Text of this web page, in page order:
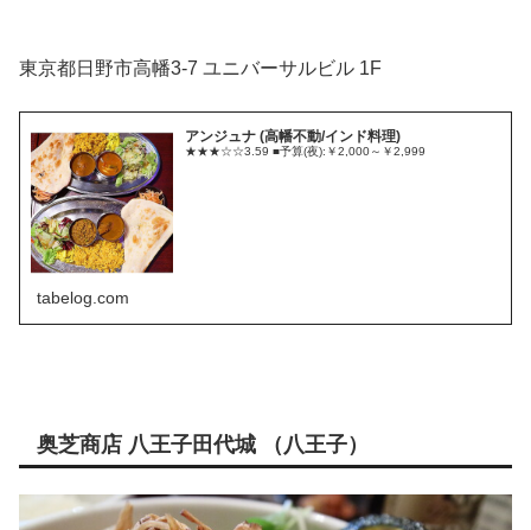
東京都日野市高幡3-7 ユニバーサルビル 1F
アンジュナ (高幡不動/インド料理)
★★★☆☆3.59 ■予算(夜):￥2,000～￥2,999
tabelog.com
奥芝商店 八王子田代城 （八王子）